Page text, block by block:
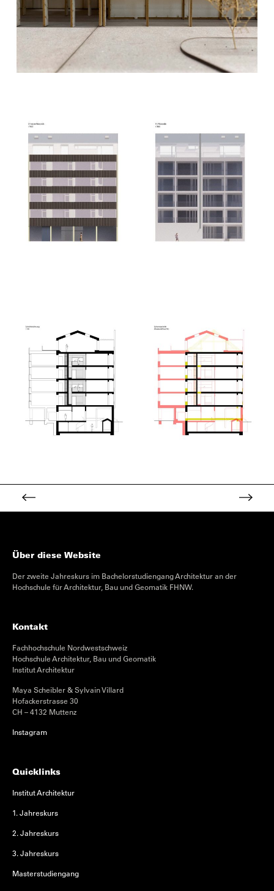
Über diese Website
Der zweite Jahreskurs im Bachelorstudiengang Architektur an der
Hochschule für Architektur, Bau und Geomatik FHNW.
Kontakt
Fachhochschule Nordwestschweiz
Hochschule Architektur, Bau und Geomatik
Institut Architektur
Maya Scheibler & Sylvain Villard
Hofackerstrasse 30
CH – 4132 Muttenz
Instagram
Quicklinks
Institut Architektur
1. Jahreskurs
2. Jahreskurs
3. Jahreskurs
Masterstudiengang